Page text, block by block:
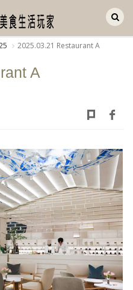
2025.03.21 Restaurant A
A